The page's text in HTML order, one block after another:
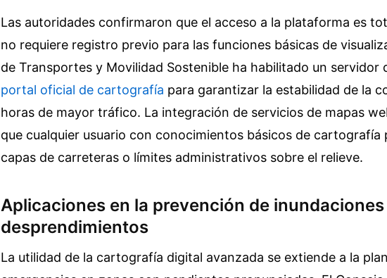
Las autoridades confirmaron que el acceso a la plataforma es
no requiere registro previo para las funciones básicas de
de Transportes y Movilidad Sostenible ha habilitado un servidor
portal oficial de cartografía para garantizar la estabilidad de la
horas de mayor tráfico. La integración de servicios de mapas
que cualquier usuario con conocimientos básicos de cartografía
capas de carreteras o límites administrativos sobre el relieve.
Aplicaciones en la prevención de inundaciones
desprendimientos
La utilidad de la cartografía digital avanzada se extiende a la